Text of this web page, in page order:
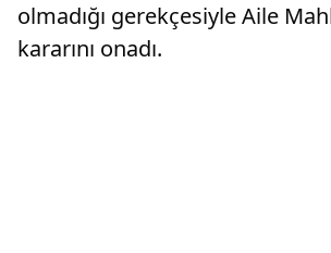
olmadığı gerekçesiyle Aile
kararını onadı.